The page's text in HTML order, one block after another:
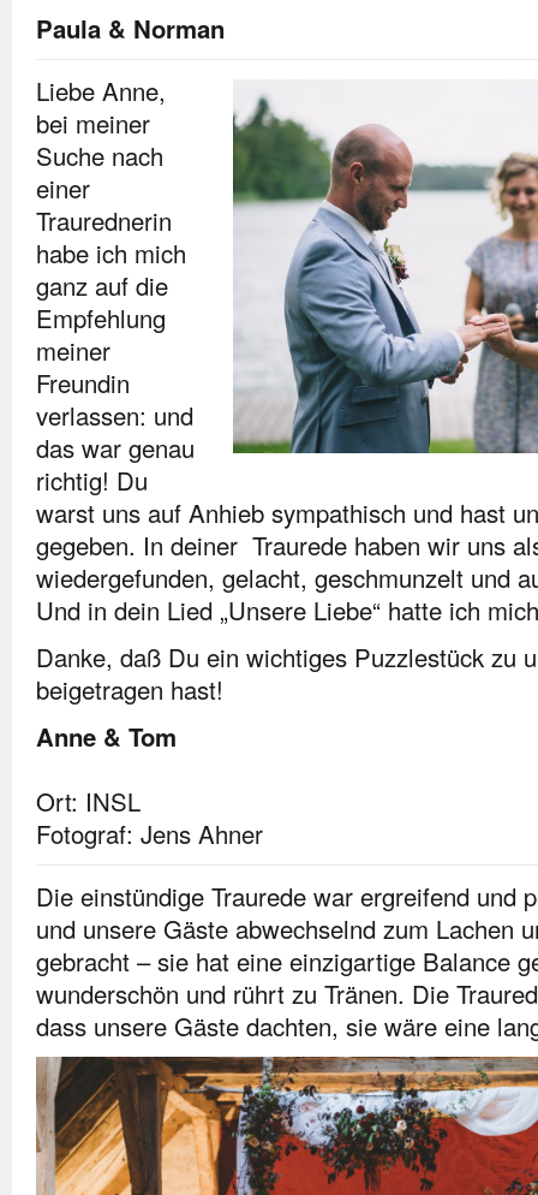
Paula & Norman
Liebe Anne,
bei meiner
Suche nach
einer
Traurednerin
habe ich mich
ganz auf die
Empfehlung
meiner
Freundin
verlassen: und
das war genau
richtig! Du
warst uns auf Anhieb sympathisch und hast
gegeben. In deiner Traurede haben wir uns
wiedergefunden, gelacht, geschmunzelt und
Und in dein Lied „Unsere Liebe“ hatte ich
Danke, daß Du ein wichtiges Puzzlestück zu
beigetragen hast!
Anne & Tom
Ort: INSL
Fotograf: Jens Ahner
Die einstündige Traurede war ergreifend und
und unsere Gäste abwechselnd zum Lachen
gebracht – sie hat eine einzigartige Balance
wunderschön und rührt zu Tränen. Die
dass unsere Gäste dachten, sie wäre eine